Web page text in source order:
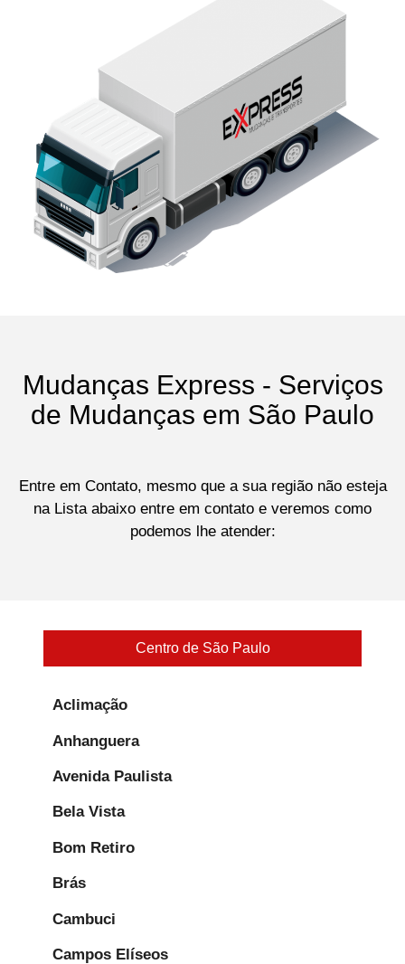
Mudanças Express - Serviços
de Mudanças em São Paulo
Entre em Contato, mesmo que a sua região não esteja
na Lista abaixo entre em contato e veremos como
podemos lhe atender:
Centro de São Paulo
Aclimação
Anhanguera
Avenida Paulista
Bela Vista
Bom Retiro
Brás
Cambuci
Campos Elíseos